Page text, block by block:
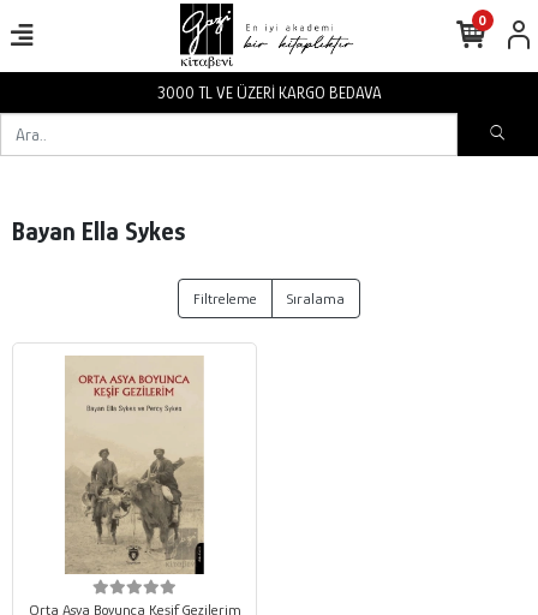
3000 TL VE ÜZERİ KARGO BEDAVA
0
Bayan Ella Sykes
Filtreleme Sıralama
Orta Asya Boyunca Keşif Gezilerim